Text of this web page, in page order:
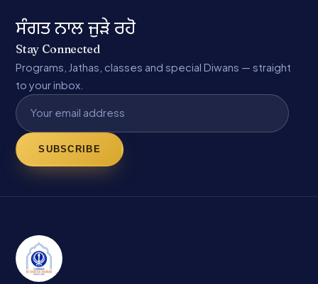
ਸੰਗਤ ਨਾਲ ਜੁੜੇ ਰਹੋ
Stay Connected
Programs, Jathas, classes and special Diwans — straight
to your inbox.
SUBSCRIBE